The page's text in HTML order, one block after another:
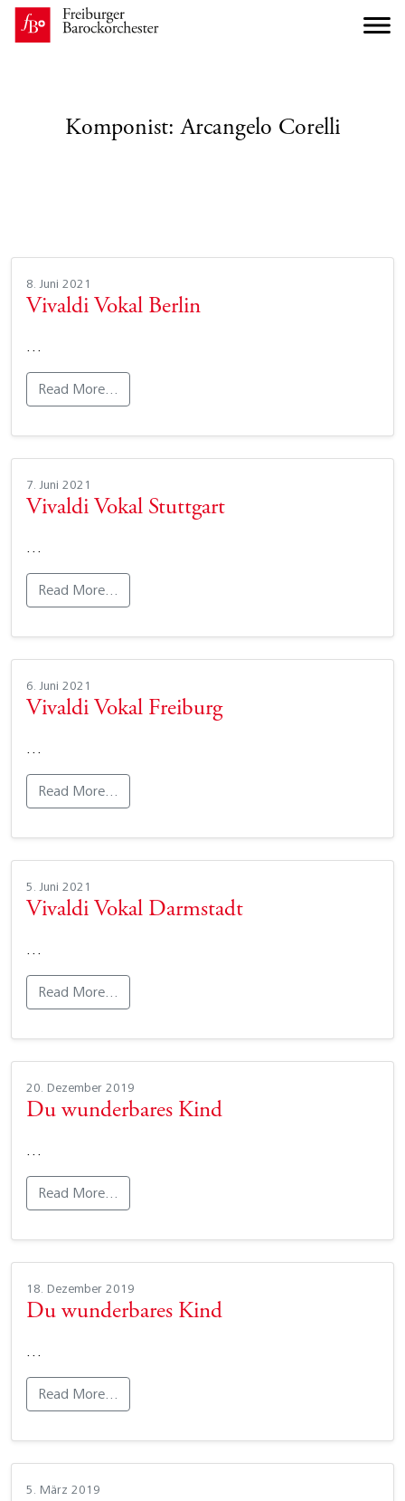
Komponist:Arcangelo Corelli
8. Juni 2021
Vivaldi Vokal Berlin
…
Read More…
7. Juni 2021
Vivaldi Vokal Stuttgart
…
Read More…
6. Juni 2021
Vivaldi Vokal Freiburg
…
Read More…
5. Juni 2021
Vivaldi Vokal Darmstadt
…
Read More…
20. Dezember 2019
Du wunderbares Kind
…
Read More…
18. Dezember 2019
Du wunderbares Kind
…
Read More…
5. März 2019